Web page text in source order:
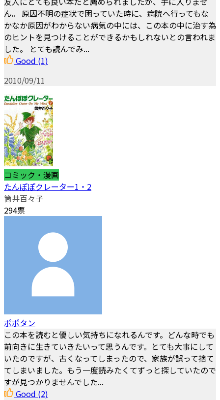
ん。 原因不明の症状で困っていた時に、病院へ行ってもな
かなか原因がわからない病気の中には、この本の中に治す為
のヒントを見つけることができるかもしれないとの言われま
した。 とても読んでみ...
Good (1)
2010/09/11
コミック・漫画
たんぽぽクレーター1・2
筒井百々子
294票
ポポタン
この本を読むと優しい気持ちになれるんです。どんな時でも
前向きに生きていきたいって思うんです。とても大事にして
いたのですが、古くなってしまったので、家族が誤って捨て
てしまいました。もう一度読みたくてずっと探していたので
すが見つかりませんでした...
Good (2)